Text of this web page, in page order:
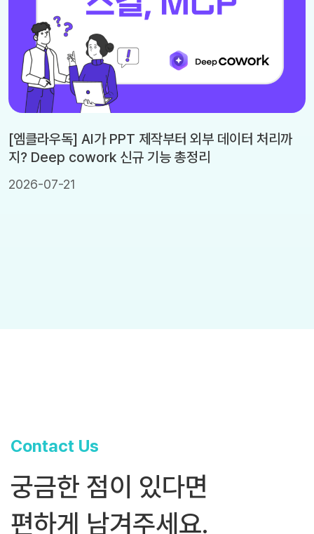
[엠클라우독] AI가 PPT 제작부터 외부 데이터 처리까
지? Deep cowork 신규 기능 총정리
2026-07-21
Contact Us
궁금한 점이 있다면
편하게 남겨주세요.